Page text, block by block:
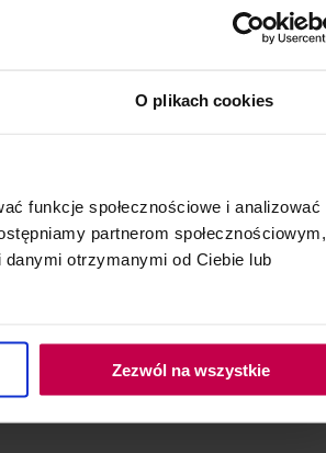
O plikach cookies
funkcje społecznościowe i analizować
partnerom społecznościowym,
otrzymanymi od Ciebie lub
Zezwól na wszystkie